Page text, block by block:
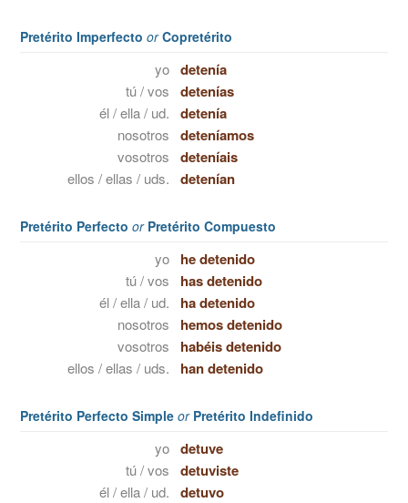
Pretérito Imperfecto orCopretérito
yo detenía
tú / vos detenías
él / ella / ud. detenía
nosotros deteníamos
vosotros deteníais
ellos / ellas / uds. detenían
Pretérito Perfecto orPretérito Compuesto
yo he detenido
tú / vos has detenido
él / ella / ud. ha detenido
nosotros hemos detenido
vosotros habéis detenido
ellos / ellas / uds. han detenido
Pretérito Perfecto Simple orPretérito Indefinido
yo detuve
tú / vos detuviste
él / ella / ud. detuvo